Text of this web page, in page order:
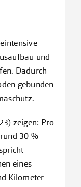
und
Dadurch
gebunden
zeigen: Pro
30 %
eines
Kilometer